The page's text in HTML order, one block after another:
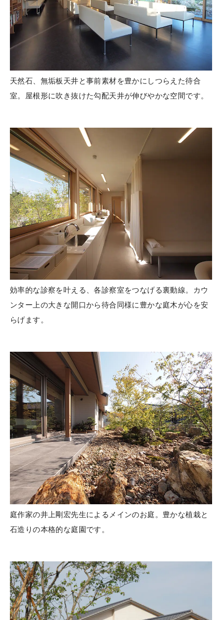
天然石、無垢板天井と事前素材を豊かにしつらえた待合
室。屋根形に吹き抜けた勾配天井が伸びやかな空間です。
効率的な診察を叶える、各診察室をつなげる裏動線。カウ
ンター上の大きな開口から待合同様に豊かな庭木が心を安
らげます。
庭作家の井上剛宏先生によるメインのお庭。豊かな植栽と
石造りの本格的な庭園です。